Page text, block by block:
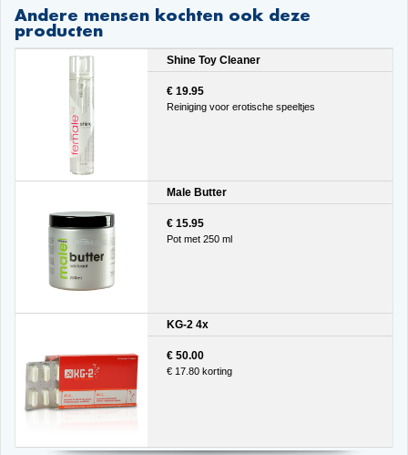
Andere mensen kochten ook deze
producten
Shine Toy Cleaner
€ 19.95
Reiniging voor erotische speeltjes
Male Butter
€ 15.95
Pot met 250 ml
KG-2 4x
€ 50.00
€ 17.80 korting